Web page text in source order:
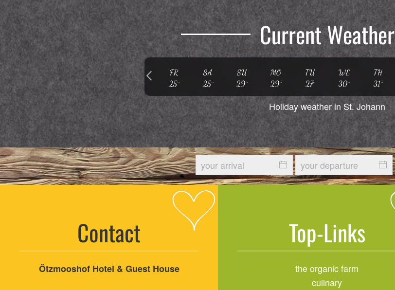
Current Weather
FR
25°
SA
25°
SU
29°
MO
29°
TU
27°
WE
30°
TH
31°
Holiday weather in St. Johann
Contact
Ötzmooshof Hotel & Guest House
Top-Links
the organic farm
culinary